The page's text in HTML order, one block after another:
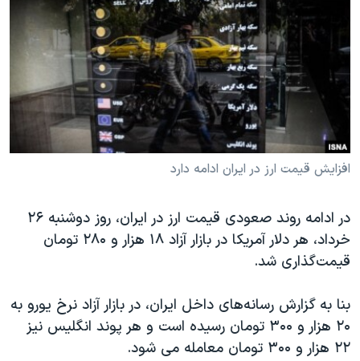
فرهنگ و زندگی
حقوق شهروندی
اقتصادی
علم و فناوری
اسرائیل در جنگ
مستندها
انتخابات ریاست جمهوری آمریکا ۲۰۲۴
حمله جمهوری اسلامی به اسرائیل
رمز مهسا
ورزش زنان در ایران
تریبونال مردمی آبان ۹۸
دادگاه حمید نوری
قانون شفافیت دارائی کادر رهبری ایران
اعتراضات مردمی آبان ۹۸
دنبال کنید
زبانهای مختلف
افزایش قیمت ارز در ایران ادامه دارد
در ادامه روند صعودی قیمت ارز در ایران، روز دوشنبه ۲۶
خرداد، هر دلار آمریکا در بازار آزاد ۱۸ هزار و ۲۸۰ تومان
قیمت‌گذاری شد.
بنا به گزارش رسانه‌های داخل ایران، در بازار آزاد نرخ یورو به
۲۰ هزار و ۳۰۰ تومان رسیده است و هر پوند انگلیس نیز
۲۲ هزار و ۳۰۰ تومان معامله می شود.